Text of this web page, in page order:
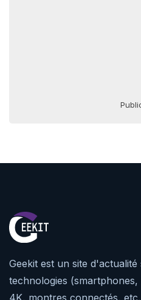
Geekit est un site
technologies
4K, montres connectés,